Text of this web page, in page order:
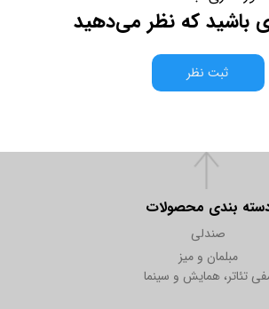
باشید که نظر می‌دهید
ثبت نظر
بندی محصولات
صندلی
مبلمان و میز
تئاتر، همایش و سینما